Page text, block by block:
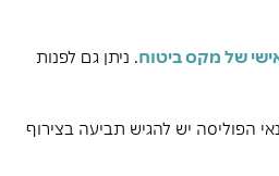
של מקס ביטוח. ניתן גם לפנות
הפוליסה יש להגיש תביעה בצירוף